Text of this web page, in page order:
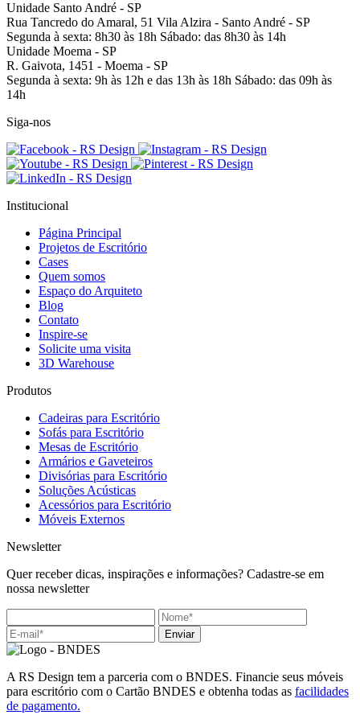
Unidade Santo André - SP
Rua Tancredo do Amaral, 51 Vila Alzira - Santo André - SP
Segunda à sexta: 8h30 às 18h Sábado: das 8h30 às 14h
Unidade Moema - SP
R. Gaivota, 1451 - Moema - SP
Segunda à sexta: 9h às 12h e das 13h às 18h Sábado: das 09h às
14h
Siga-nos
Institucional
Página Principal
Projetos de Escritório
Cases
Quem somos
Espaço do Arquiteto
Blog
Contato
Inspire-se
Solicite uma visita
3D Warehouse
Produtos
Cadeiras para Escritório
Sofás para Escritório
Mesas de Escritório
Armários e Gaveteiros
Divisórias para Escritório
Soluções Acústicas
Acessórios para Escritório
Móveis Externos
Newsletter
Quer receber dicas, inspirações e informações? Cadastre-se em
nossa newsletter
Enviar
A RS Design tem a parceria com o BNDES. Financie seus móveis
para escritório com o Cartão BNDES e obtenha todas as facilidades
de pagamento.